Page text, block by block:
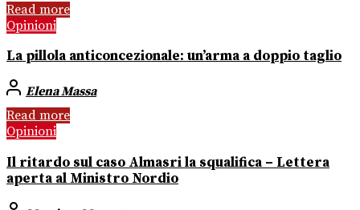
Read more
Opinioni
La pillola anticoncezionale: un’arma a doppio taglio
Elena Massa
Read more
Opinioni
Il ritardo sul caso Almasri la squalifica – Lettera
aperta al Ministro Nordio